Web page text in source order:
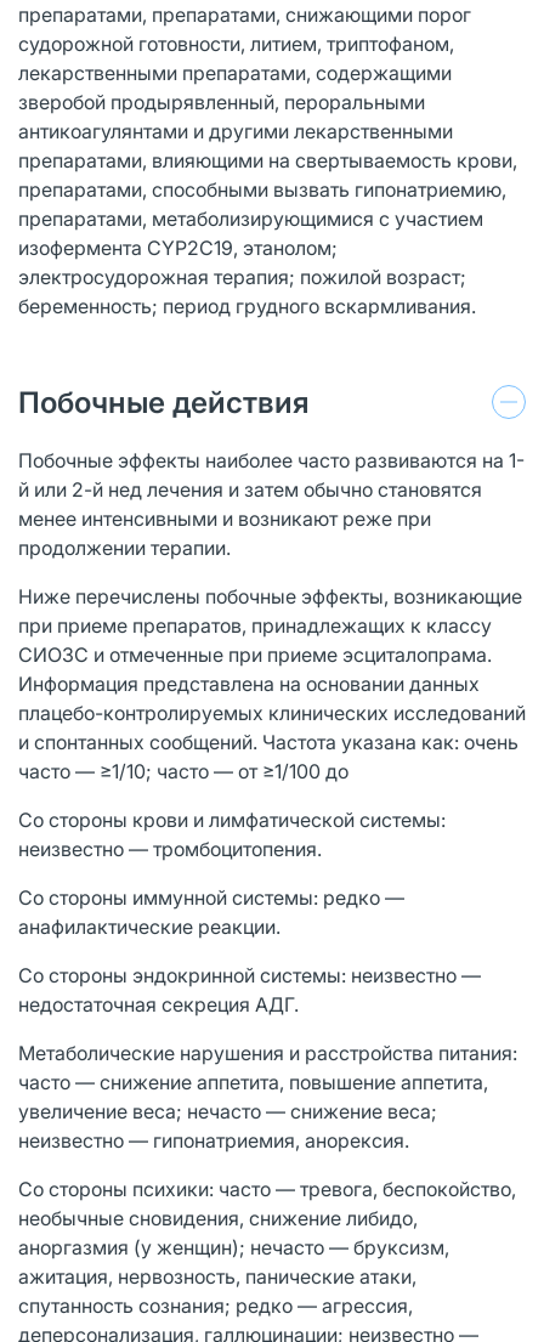
препаратами, препаратами, снижающими порог
судорожной готовности, литием, триптофаном,
лекарственными препаратами, содержащими
зверобой продырявленный, пероральными
антикоагулянтами и другими лекарственными
препаратами, влияющими на свертываемость крови,
препаратами, способными вызвать гипонатриемию,
препаратами, метаболизирующимися с участием
изофермента CYP2C19, этанолом;
электросудорожная терапия; пожилой возраст;
беременность; период грудного вскармливания.
Побочные действия
Побочные эффекты наиболее часто развиваются на 1-
й или 2-й нед лечения и затем обычно становятся
менее интенсивными и возникают реже при
продолжении терапии.
Ниже перечислены побочные эффекты, возникающие
при приеме препаратов, принадлежащих к классу
СИОЗС и отмеченные при приеме эсциталопрама.
Информация представлена на основании данных
плацебо-контролируемых клинических исследований
и спонтанных сообщений. Частота указана как: очень
часто — ≥1/10; часто — от ≥1/100 до
Со стороны крови и лимфатической системы:
неизвестно — тромбоцитопения.
Со стороны иммунной системы: редко —
анафилактические реакции.
Со стороны эндокринной системы: неизвестно —
недостаточная секреция АДГ.
Метаболические нарушения и расстройства питания:
часто — снижение аппетита, повышение аппетита,
увеличение веса; нечасто — снижение веса;
неизвестно — гипонатриемия, анорексия.
Со стороны психики: часто — тревога, беспокойство,
необычные сновидения, снижение либидо,
аноргазмия (у женщин); нечасто — бруксизм,
ажитация, нервозность, панические атаки,
спутанность сознания; редко — агрессия,
деперсонализация, галлюцинации; неизвестно —